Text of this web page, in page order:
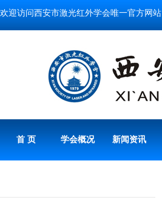
欢迎访问西安市激光红外学会唯一官方网站
首 页 学会概况 新闻资讯